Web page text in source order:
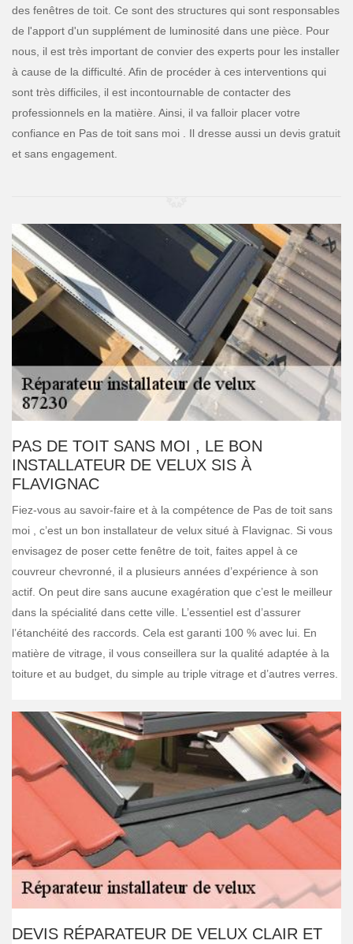
des fenêtres de toit. Ce sont des structures qui sont responsables
de l'apport d'un supplément de luminosité dans une pièce. Pour
nous, il est très important de convier des experts pour les installer
à cause de la difficulté. Afin de procéder à ces interventions qui
sont très difficiles, il est incontournable de contacter des
professionnels en la matière. Ainsi, il va falloir placer votre
confiance en Pas de toit sans moi . Il dresse aussi un devis gratuit
et sans engagement.
PAS DE TOIT SANS MOI , LE BON
INSTALLATEUR DE VELUX SIS À
FLAVIGNAC
Fiez-vous au savoir-faire et à la compétence de Pas de toit sans
moi , c’est un bon installateur de velux situé à Flavignac. Si vous
envisagez de poser cette fenêtre de toit, faites appel à ce
couvreur chevronné, il a plusieurs années d’expérience à son
actif. On peut dire sans aucune exagération que c’est le meilleur
dans la spécialité dans cette ville. L’essentiel est d’assurer
l’étanchéité des raccords. Cela est garanti 100 % avec lui. En
matière de vitrage, il vous conseillera sur la qualité adaptée à la
toiture et au budget, du simple au triple vitrage et d’autres verres.
DEVIS RÉPARATEUR DE VELUX CLAIR ET